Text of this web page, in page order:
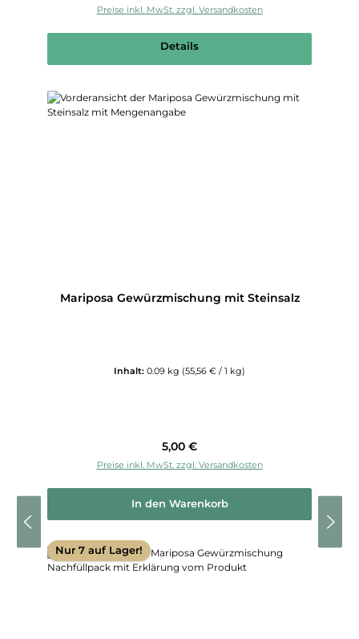
Preise inkl. MwSt. zzgl. Versandkosten
Details
Mariposa Gewürzmischung mit Steinsalz
Inhalt: 0.09 kg (55,56 € / 1 kg)
Regulärer Preis:
5,00 €
Preise inkl. MwSt. zzgl. Versandkosten
In den Warenkorb
Nur 7 auf Lager!